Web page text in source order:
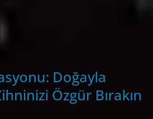
Doğayla
Özgür Bırakın